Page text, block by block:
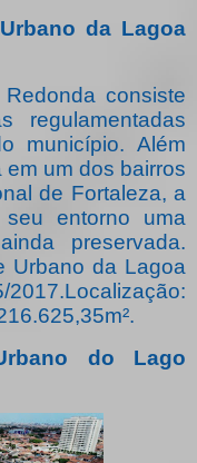
da Lagoa
consiste
regulamentadas
município. Além
um dos bairros
de Fortaleza, a
entorno uma
preservada.
Urbano da Lagoa
2017.Localização:
do Lago